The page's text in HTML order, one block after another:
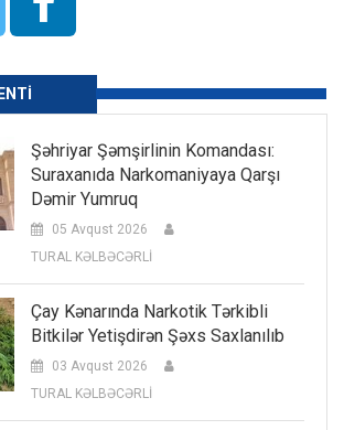
Şəhriyar Şəmşirlinin Komandası:
Suraxanıda Narkomaniyaya Qarşı
Dəmir Yumruq
05 Avqust 2026
TURAL KƏLBƏCƏRLİ
Çay Kənarında Narkotik Tərkibli
Bitkilər Yetişdirən Şəxs Saxlanılıb
03 Avqust 2026
TURAL KƏLBƏCƏRLİ